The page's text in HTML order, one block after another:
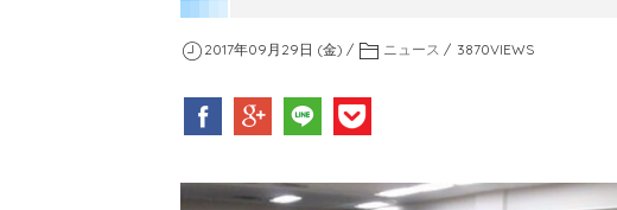
2017年09月29日 (金) ニュース 3870VIEWS